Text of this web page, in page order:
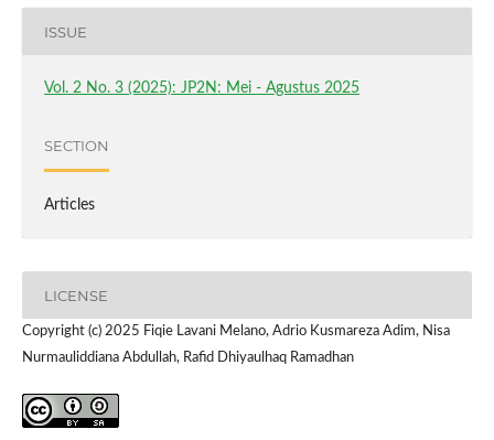
ISSUE
Vol. 2 No. 3 (2025): JP2N: Mei - Agustus 2025
SECTION
Articles
LICENSE
Copyright (c) 2025 Fiqie Lavani Melano, Adrio Kusmareza Adim, Nisa
Nurmauliddiana Abdullah, Rafid Dhiyaulhaq Ramadhan